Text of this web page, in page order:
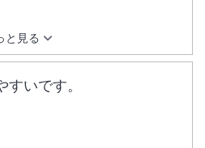
と見る
いです。